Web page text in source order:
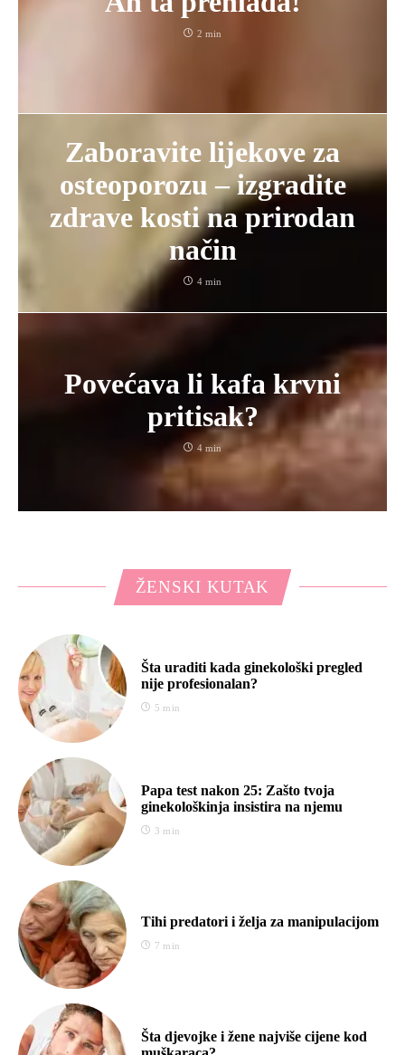
2 min
Zaboravite lijekove za
osteoporozu – izgradite
zdrave kosti na prirodan
način
4 min
Povećava li kafa krvni
pritisak?
4 min
ŽENSKI KUTAK
Šta uraditi kada ginekološki pregled
nije profesionalan?
5 min
Papa test nakon 25: Zašto tvoja
ginekološkinja insistira na njemu
3 min
Tihi predatori i želja za manipulacijom
7 min
Šta djevojke i žene najviše cijene kod